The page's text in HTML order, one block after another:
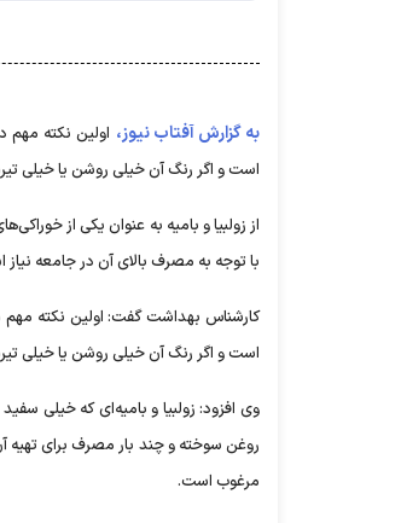
به گزارش آفتاب نیوز، اولین نکته مهم
است و اگر رنگ آن خیلی روشن یا خیلی
از زولبیا و بامیه به عنوان یکی از
با توجه به مصرف بالای آن در جامعه نیاز
کارشناس بهداشت گفت: اولین نکته مهم
است و اگر رنگ آن خیلی روشن یا خیلی
وی افزود: زولبیا و بامیه‌ای که خیلی
روغن سوخته و چند بار مصرف برای تهیه
مرغوب است.